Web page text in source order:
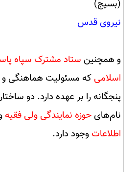
(بسیج)
نیروی قدس
و همچنین ستاد مشترک سپاه
اسلامی که مسئولیت هماهنگی و
پنجگانه را بر عهده دارد. دو
نام‌های حوزه نمایندگی ولی فقیه
اطلاعات وجود دارد.